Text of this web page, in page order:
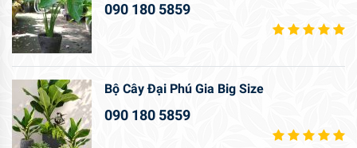
090 180 5859
Bộ Cây Đại Phú Gia Big Size
090 180 5859